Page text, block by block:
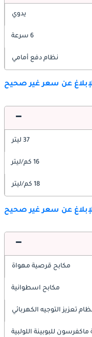
يدوي
6 سرعة
نظام دفع أمامي
عن سعر غير صحيح
37 ليتر
16 كم/ليتر
18 كم/ليتر
عن سعر غير صحيح
مكابح قرصية مهواة
مكابح اسطوانية
تعزيز التوجيه الكهربائي
ماكفرسون للبوبينة اللولبية